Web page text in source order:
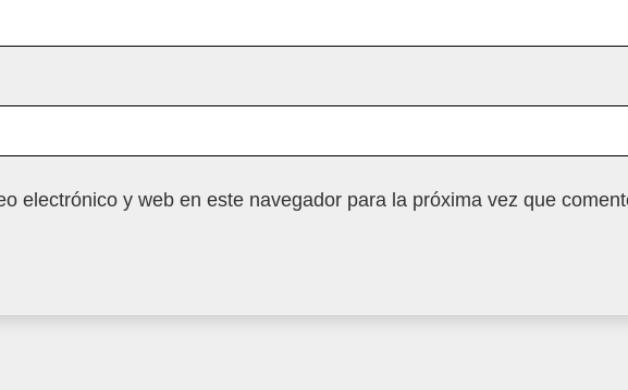
electrónico y web en este navegador para la próxima vez que